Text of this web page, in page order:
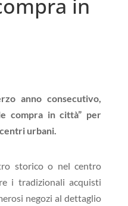
in
anno consecutivo,
compra in città” per
urbani.
storico o nel centro
i tradizionali acquisti
negozi al dettaglio